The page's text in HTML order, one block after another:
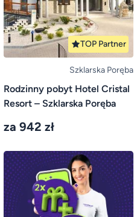
TOP Partner
Szklarska Poręba
Rodzinny pobyt Hotel Cristal
Resort – Szklarska Poręba
za 942 zł